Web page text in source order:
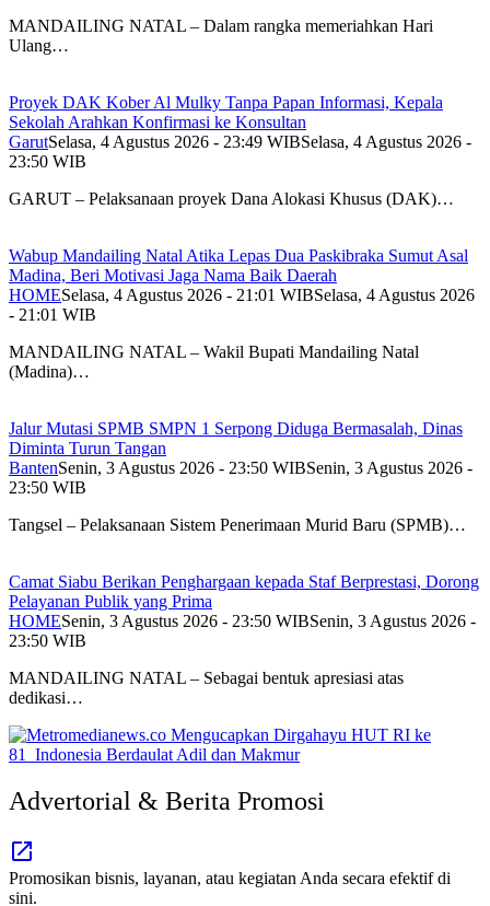
MANDAILING NATAL – Dalam rangka memeriahkan Hari
Ulang…
Proyek DAK Kober Al Mulky Tanpa Papan Informasi, Kepala
Sekolah Arahkan Konfirmasi ke Konsultan
GarutSelasa, 4 Agustus 2026 - 23:49 WIBSelasa, 4 Agustus 2026 -
23:50 WIB
GARUT – Pelaksanaan proyek Dana Alokasi Khusus (DAK)…
Wabup Mandailing Natal Atika Lepas Dua Paskibraka Sumut Asal
Madina, Beri Motivasi Jaga Nama Baik Daerah
HOMESelasa, 4 Agustus 2026 - 21:01 WIBSelasa, 4 Agustus 2026
- 21:01 WIB
MANDAILING NATAL – Wakil Bupati Mandailing Natal
(Madina)…
Jalur Mutasi SPMB SMPN 1 Serpong Diduga Bermasalah, Dinas
Diminta Turun Tangan
BantenSenin, 3 Agustus 2026 - 23:50 WIBSenin, 3 Agustus 2026 -
23:50 WIB
Tangsel – Pelaksanaan Sistem Penerimaan Murid Baru (SPMB)…
Camat Siabu Berikan Penghargaan kepada Staf Berprestasi, Dorong
Pelayanan Publik yang Prima
HOMESenin, 3 Agustus 2026 - 23:50 WIBSenin, 3 Agustus 2026 -
23:50 WIB
MANDAILING NATAL – Sebagai bentuk apresiasi atas
dedikasi…
Advertorial & Berita Promosi
Promosikan bisnis, layanan, atau kegiatan Anda secara efektif di
sini.